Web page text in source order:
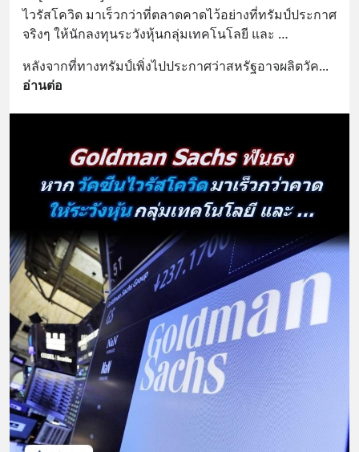
ไวรัสโควิด มาเร็วกว่าที่ตลาดคาดไว้อย่างที่ทรัมป์ประกาศ
จริงๆ ให้นักลงทุนระวังหุ้นกลุ่มเทคโนโลยี และ …
หลังจากที่ทางทรัมป์เพิ่งไปประกาศว่าสหรัฐอาจผลิตวัค
อ่านต่อ